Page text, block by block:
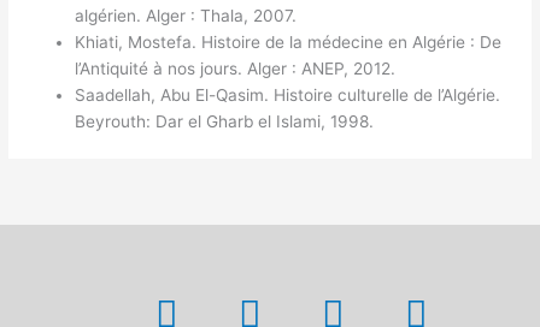
algérien. Alger : Thala, 2007.
Khiati, Mostefa. Histoire de la médecine en Algérie : De
l’Antiquité à nos jours. Alger : ANEP, 2012.
Saadellah, Abu El-Qasim. Histoire culturelle de l’Algérie.
Beyrouth: Dar el Gharb el Islami, 1998.